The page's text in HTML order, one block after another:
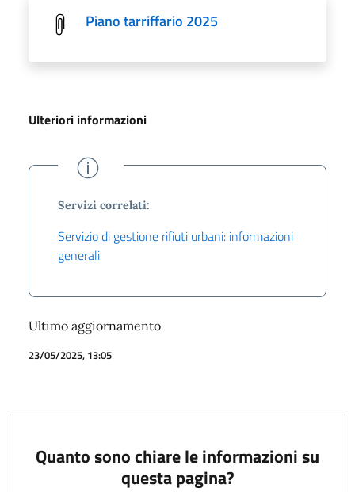
Piano tarriffario 2025
Ulteriori informazioni
Servizi correlati:
Servizio di gestione rifiuti urbani: informazioni
generali
Ultimo aggiornamento
23/05/2025, 13:05
Quanto sono chiare le informazioni su
questa pagina?